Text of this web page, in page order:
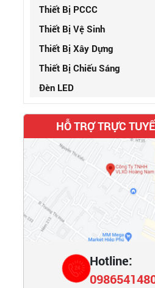
Thiết Bị PCCC
Thiết Bị Vệ Sinh
Thiết Bị Xây Dựng
Thiết Bị Chiếu Sáng
Đèn LED
HỖ TRỢ TRỰC
Hotline: